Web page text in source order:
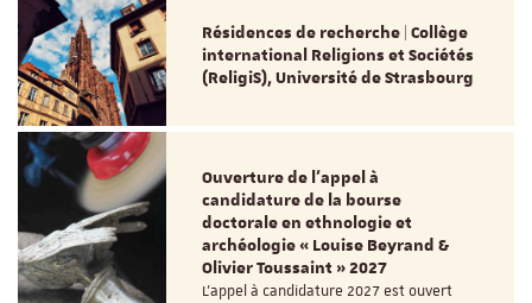
Résidences de recherche | Collège
international Religions et Sociétés
(ReligiS), Université de Strasbourg
Ouverture de l'appel à
candidature de la bourse
doctorale en ethnologie et
archéologie « Louise Beyrand &
Olivier Toussaint » 2027
L’appel à candidature 2027 est ouvert